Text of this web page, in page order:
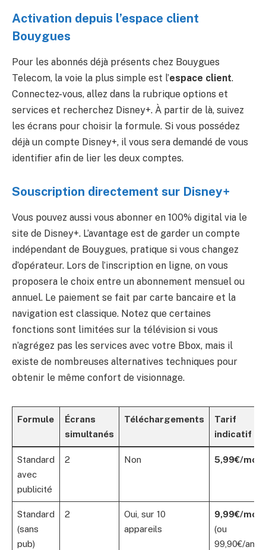
Activation depuis l’espace client
Bouygues
Pour les abonnés déjà présents chez Bouygues
Telecom, la voie la plus simple est l’espace client.
Connectez-vous, allez dans la rubrique options et
services et recherchez Disney+. À partir de là, suivez
les écrans pour choisir la formule. Si vous possédez
déjà un compte Disney+, il vous sera demandé de vous
identifier afin de lier les deux comptes.
Souscription directement sur Disney+
Vous pouvez aussi vous abonner en 100% digital via le
site de Disney+. L’avantage est de garder un compte
indépendant de Bouygues, pratique si vous changez
d’opérateur. Lors de l’inscription en ligne, on vous
proposera le choix entre un abonnement mensuel ou
annuel. Le paiement se fait par carte bancaire et la
navigation est classique. Notez que certaines
fonctions sont limitées sur la télévision si vous
n’agrégez pas les services avec votre Bbox, mais il
existe de nombreuses alternatives techniques pour
obtenir le même confort de visionnage.
Formule
Écrans
simultanés
Téléchargements
Tarif
indicatif
Standard
avec
publicité
2 Non 5,99€/mois
Standard
(sans
pub)
2
Oui, sur 10
appareils
9,99€/mois
(ou
99,90€/an)